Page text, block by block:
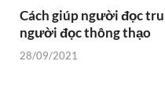
Cách giúp người đọc
người đọc thông thạo
28/09/2021